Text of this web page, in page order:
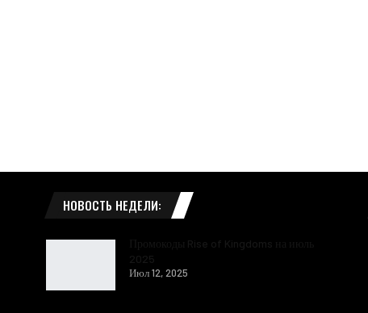
НОВОСТЬ НЕДЕЛИ:
Июл 12, 2025